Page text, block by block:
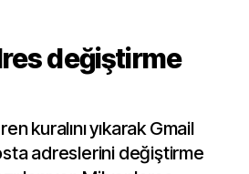
değiştirme
kuralını yıkarak Gmail
adreslerini değiştirme